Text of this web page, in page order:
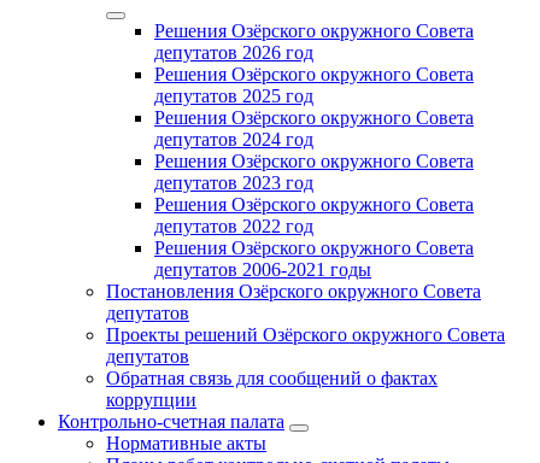
Решения Озёрского окружного Совета
депутатов 2026 год
Решения Озёрского окружного Совета
депутатов 2025 год
Решения Озёрского окружного Совета
депутатов 2024 год
Решения Озёрского окружного Совета
депутатов 2023 год
Решения Озёрского окружного Совета
депутатов 2022 год
Решения Озёрского окружного Совета
депутатов 2006-2021 годы
Постановления Озёрского окружного Совета
депутатов
Проекты решений Озёрского окружного Совета
депутатов
Обратная связь для сообщений о фактах
коррупции
Контрольно-счетная палата
Нормативные акты